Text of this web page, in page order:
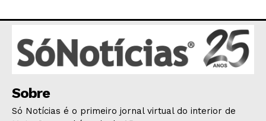
ÚLTIMAS NOTÍCIAS
Sobre
Só Notícias é o primeiro jornal virtual do interior de